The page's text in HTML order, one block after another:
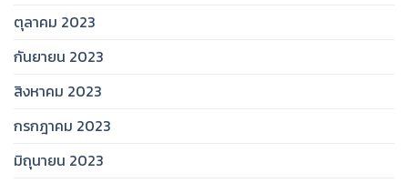
ตุลาคม 2023
กันยายน 2023
สิงหาคม 2023
กรกฎาคม 2023
มิถุนายน 2023